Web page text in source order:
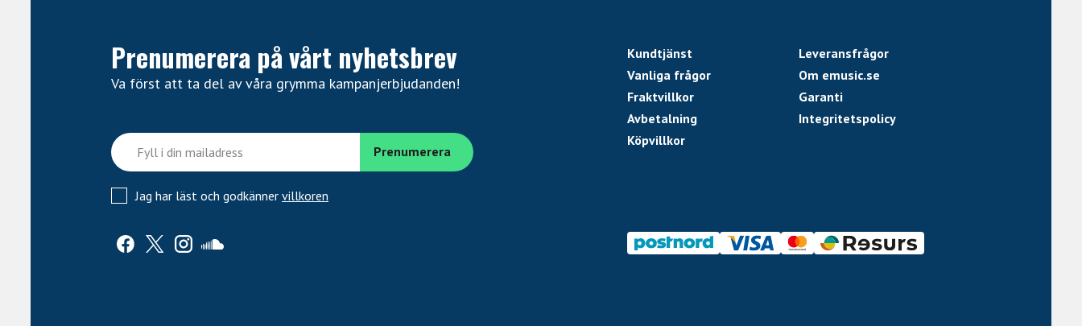
Prenumerera på vårt nyhetsbrev
Va först att ta del av våra grymma kampanjerbjudanden!
Jag har läst och godkänner villkoren
Kundtjänst
Leveransfrågor
Vanliga frågor
Om emusic.se
Fraktvillkor
Garanti
Avbetalning
Integritetspolicy
Köpvillkor